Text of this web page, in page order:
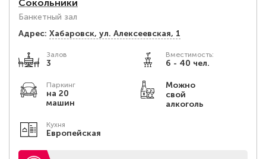
Сокольники
Банкетный зал
Адрес: Хабаровск, ул. Алексеевская, 1
Залов
3
Вместимость:
6 - 40 чел.
Паркинг
на 20
машин
Можно
свой
алкоголь
Кухня
Европейская